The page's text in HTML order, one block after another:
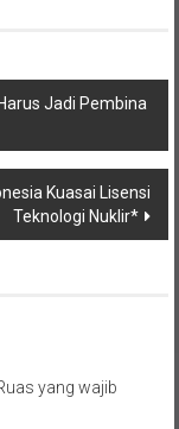
Jadi Pembina
Kuasai Lisensi
Teknologi Nuklir*
yang wajib